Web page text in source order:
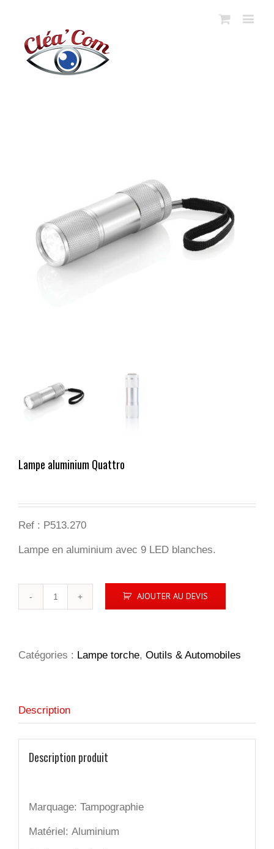
Lampe aluminium Quattro
Ref : P513.270
Lampe en aluminium avec 9 LED blanches.
AJOUTER AU DEVIS
Catégories : Lampe torche, Outils & Automobiles
Description
Description produit
Marquage: Tampographie
Matériel: Aluminium